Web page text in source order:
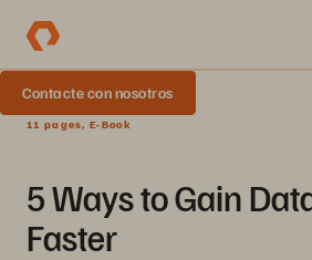
Contacte con nosotros
11 pages, E-Book
5 Ways to Gain
Faster